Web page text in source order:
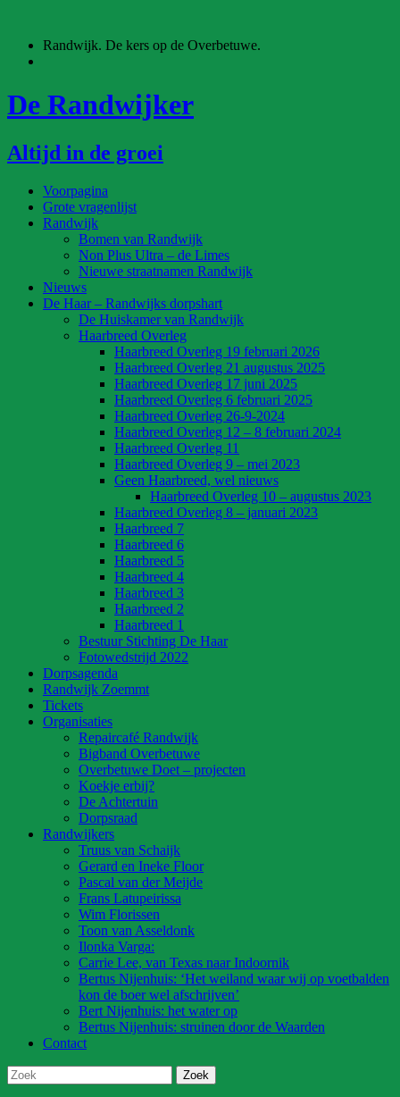
inhoud
Randwijk. De kers op de Overbetuwe.
De Randwijker
Altijd in de groei
Voorpagina
Grote vragenlijst
Randwijk
Bomen van Randwijk
Non Plus Ultra – de Limes
Nieuwe straatnamen Randwijk
Nieuws
De Haar – Randwijks dorpshart
De Huiskamer van Randwijk
Haarbreed Overleg
Haarbreed Overleg 19 februari 2026
Haarbreed Overleg 21 augustus 2025
Haarbreed Overleg 17 juni 2025
Haarbreed Overleg 6 februari 2025
Haarbreed Overleg 26-9-2024
Haarbreed Overleg 12 – 8 februari 2024
Haarbreed Overleg 11
Haarbreed Overleg 9 – mei 2023
Geen Haarbreed, wel nieuws
Haarbreed Overleg 10 – augustus 2023
Haarbreed Overleg 8 – januari 2023
Haarbreed 7
Haarbreed 6
Haarbreed 5
Haarbreed 4
Haarbreed 3
Haarbreed 2
Haarbreed 1
Bestuur Stichting De Haar
Fotowedstrijd 2022
Dorpsagenda
Randwijk Zoemmt
Tickets
Organisaties
Repaircafé Randwijk
Bigband Overbetuwe
Overbetuwe Doet – projecten
Koekje erbij?
De Achtertuin
Dorpsraad
Randwijkers
Truus van Schaijk
Gerard en Ineke Floor
Pascal van der Meijde
Frans Latupeirissa
Wim Florissen
Toon van Asseldonk
Ilonka Varga:
Carrie Lee, van Texas naar Indoornik
Bertus Nijenhuis: ‘Het weiland waar wij op voetbalden
kon de boer wel afschrijven’
Bert Nijenhuis: het water op
Bertus Nijenhuis: struinen door de Waarden
Contact